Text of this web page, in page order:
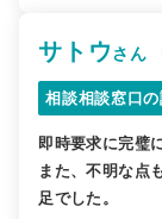
サトウさん
相談相談窓口の
即時要求に完璧
また、不明な点
足でした。